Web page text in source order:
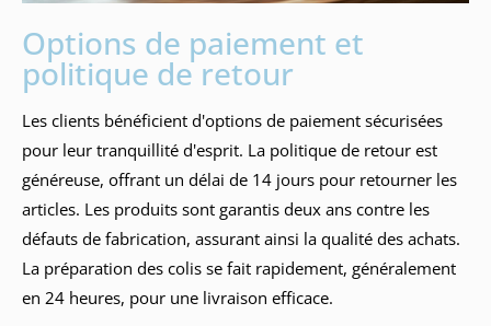
Options de paiement et
politique de retour
Les clients bénéficient d'options de paiement sécurisées
pour leur tranquillité d'esprit. La politique de retour est
généreuse, offrant un délai de 14 jours pour retourner les
articles. Les produits sont garantis deux ans contre les
défauts de fabrication, assurant ainsi la qualité des achats.
La préparation des colis se fait rapidement, généralement
en 24 heures, pour une livraison efficace.